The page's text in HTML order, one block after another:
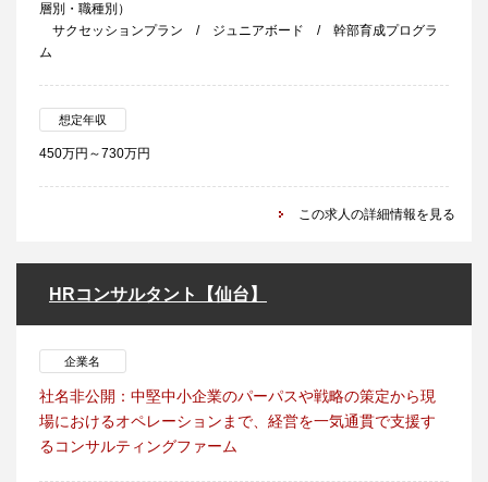
層別・職種別）
サクセッションプラン / ジュニアボード / 幹部育成プログラ
ム
想定年収
450万円～730万円
この求人の詳細情報を見る
HRコンサルタント【仙台】
企業名
社名非公開：中堅中小企業のパーパスや戦略の策定から現
場におけるオペレーションまで、経営を一気通貫で支援す
るコンサルティングファーム